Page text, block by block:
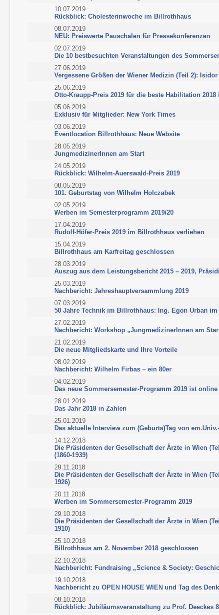
10.07.2019
Rückblick: Cholesterinwoche im Billrothhaus
08.07.2019
NEU: Preiswerte Pauschalen für Pressekonferenzen
02.07.2019
Die 10 bestbesuchten Veranstaltungen des
27.06.2019
Vergessene Größen der Wiener Medizin (Teil 2):
25.06.2019
Otto-Kraupp-Preis 2019 für die beste Habilitation
05.06.2019
Exklusiv für Mitglieder: New York Times
03.06.2019
Eventlocation Billrothhaus: Neue Website
28.05.2019
JungmedizinerInnen am Start
24.05.2019
Rückblick: Wilhelm-Auerswald-Preis 2019
08.05.2019
101. Geburtstag von Wilhelm Holczabek
02.05.2019
Werben im Semesterprogramm 2019/20
17.04.2019
Rudolf-Höfer-Preis 2019 im Billrothhaus verliehen
15.04.2019
Billrothhaus am Karfreitag geschlossen
28.03.2019
Auszug aus dem Leistungsbericht 2015 – 2019,
25.03.2019
Nachbericht: Jahreshauptversammlung 2019
07.03.2019
50 Jahre Technik im Billrothhaus: Ing. Egon Urban
27.02.2019
Nachbericht: Workshop „JungmedizinerInnen am
21.02.2019
Die neue Mitgliedskarte und Ihre Vorteile
08.02.2019
Nachbericht: Wilhelm Firbas – ein 80er
04.02.2019
Das neue Sommersemester-Programm 2019 ist online
28.01.2019
Das Jahr 2018 in Zahlen
25.01.2019
Das aktuelle Interview zum (Geburts)Tag von
14.12.2018
Die Präsidenten der Gesellschaft der Ärzte in Wien
(1860-1939)
29.11.2018
Die Präsidenten der Gesellschaft der Ärzte in Wien
1926)
20.11.2018
Werben im Sommersemester-Programm 2019
29.10.2018
Die Präsidenten der Gesellschaft der Ärzte in Wien
1910)
25.10.2018
Billrothhaus am 2. November 2018 geschlossen
22.10.2018
Nachbericht: Fundraising „Science & Society:
19.10.2018
Nachbericht zu OPEN HOUSE WIEN und Tag des
08.10.2018
Rückblick: Jubiläumsveranstaltung zu Prof. Deeckes